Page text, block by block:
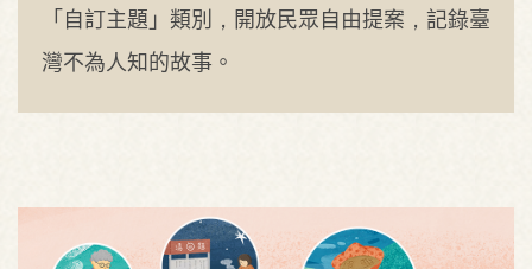
「自訂主題」類別，開放民眾自由提案，記錄臺
灣不為人知的故事。